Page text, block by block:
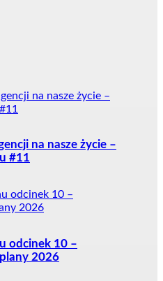
na nasze życie –
#11
odcinek 10 –
2026